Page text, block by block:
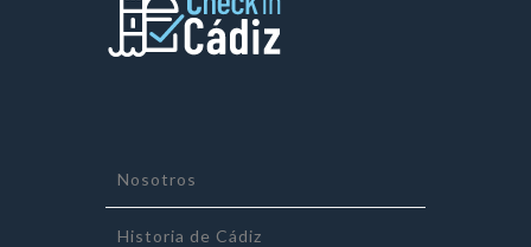
Nosotros
Historia de Cádiz